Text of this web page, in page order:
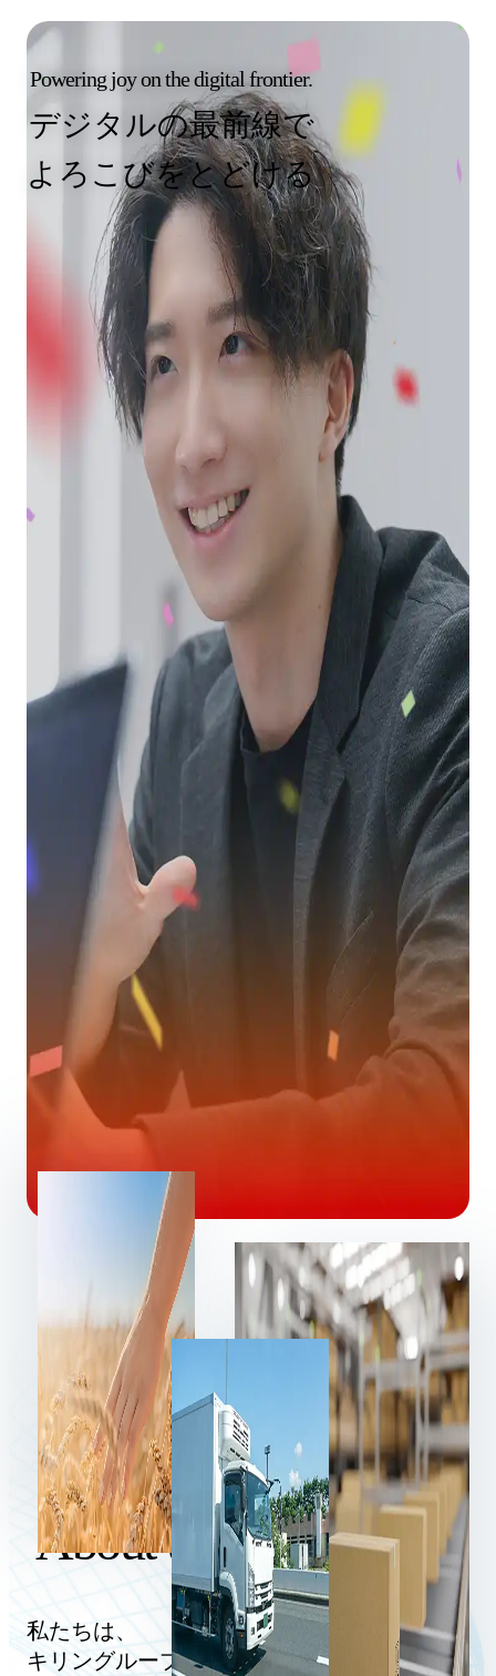
Powering joy on the digital frontier.
デジタルの最前線で
よろこびをとどける
About us
私たちは、
キリングループのイノベーションを